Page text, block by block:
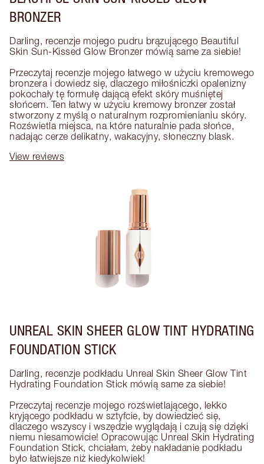
BRONZER
Darling, recenzje mojego pudru brązującego Beautiful
Skin Sun-Kissed Glow Bronzer mówią same za siebie!
Przeczytaj recenzje mojego łatwego w użyciu kremowego
bronzera i dowiedz się, dlaczego miłośniczki opalenizny
pokochały tę formułę dającą efekt skóry muśniętej
słońcem. Ten łatwy w użyciu kremowy bronzer został
stworzony z myślą o naturalnym rozpromienianiu skóry.
Rozświetla miejsca, na które naturalnie pada słońce,
nadając cerze delikatny, wakacyjny, słoneczny blask.
View reviews
UNREAL SKIN SHEER GLOW TINT HYDRATING
FOUNDATION STICK
Darling, recenzje podkładu Unreal Skin Sheer Glow Tint
Hydrating Foundation Stick mówią same za siebie!
Przeczytaj recenzje mojego rozświetlającego, lekko
kryjącego podkładu w sztyfcie, by dowiedzieć się,
dlaczego wszyscy i wszędzie wyglądają i czują się dzięki
niemu niesamowicie! Opracowując Unreal Skin Hydrating
Foundation Stick, chciałam, żeby nakładanie podkładu
było łatwiejsze niż kiedykolwiek!